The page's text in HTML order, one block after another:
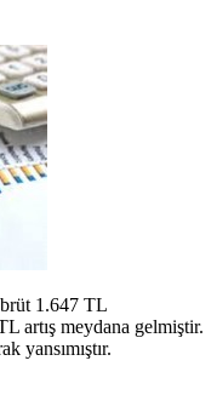
1.647 TL
artış meydana gelmiştir.
yansımıştır.